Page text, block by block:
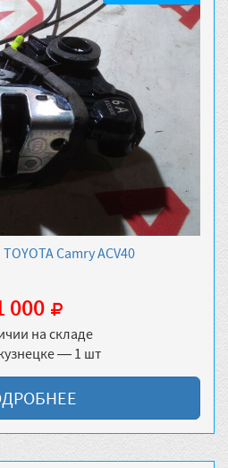
Camry ACV40
000
на складе
— 1 шт